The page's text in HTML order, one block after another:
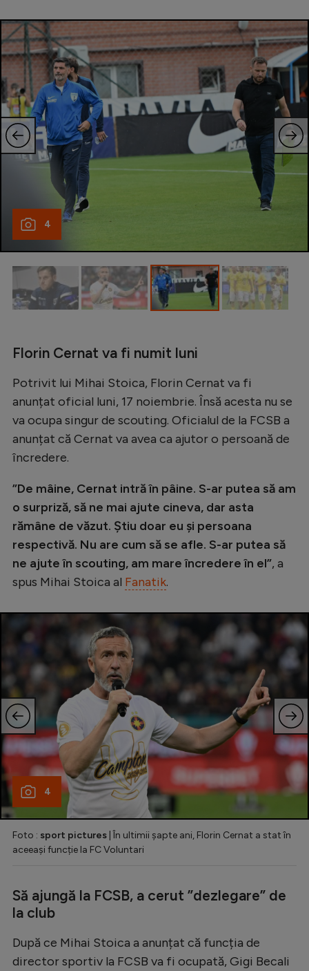
EURO 2024
Stranieri
Clasamente
Tenis
Handbal
Natație
Formula 1
Auto
Rugby
Alte sporturi
JO 2026
Intră în cont
Creează cont
4
Florin Cernat va fi numit luni
Potrivit lui Mihai Stoica, Florin Cernat va fi
anunțat oficial luni, 17 noiembrie. Însă acesta nu se
va ocupa singur de scouting. Oficialul de la FCSB a
anunțat că Cernat va avea ca ajutor o persoană de
încredere.
”De mâine, Cernat intră în pâine. S-ar putea să am
o surpriză, să ne mai ajute cineva, dar asta
rămâne de văzut. Știu doar eu și persoana
respectivă. Nu are cum să se afle. S-ar putea să
ne ajute în scouting, am mare încredere în el”, a
spus Mihai Stoica al Fanatik.
4
Foto : sport pictures | În ultimii șapte ani, Florin Cernat a stat în
aceeași funcție la FC Voluntari
Să ajungă la FCSB, a cerut ”dezlegare” de
la club
După ce Mihai Stoica a anunțat că funcția de
director sportiv la FCSB va fi ocupată, Gigi Becali